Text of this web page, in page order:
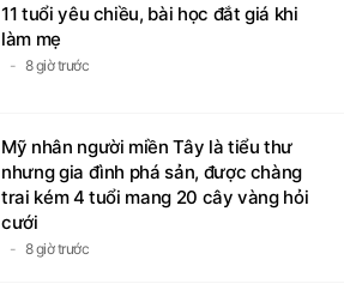
11 tuổi yêu chiều, bài học đắt giá khi
làm mẹ
8 giờ trước
Mỹ nhân người miền Tây là tiểu thư
nhưng gia đình phá sản, được chàng
trai kém 4 tuổi mang 20 cây vàng hỏi
cưới
8 giờ trước